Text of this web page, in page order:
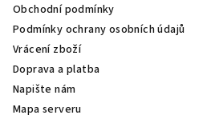
Obchodní podmínky
Podmínky ochrany osobních údajů
Vrácení zboží
Doprava a platba
Napište nám
Mapa serveru